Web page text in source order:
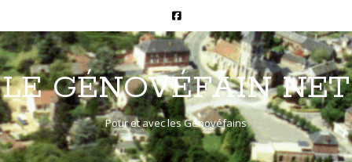
LE GÉNOVÉFAIN NET
Pour et avec les Génovéfains